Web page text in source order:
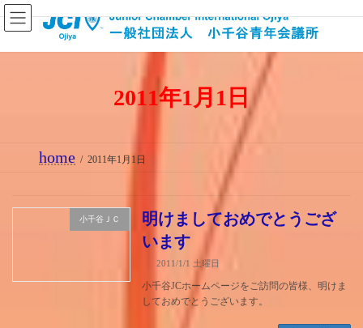
コ
ン
テ
プ
ナ
ビ
ゲ
動
2011年1月1日
home 2011年1月1日
小千谷ＪＣ
明けましておめでとうござ
います
2011/1/1 土曜日
小千谷JCホームページをご訪問の皆様、明けま
しておめでとうございます。